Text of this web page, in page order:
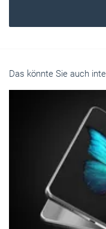
Das könnte Sie auch